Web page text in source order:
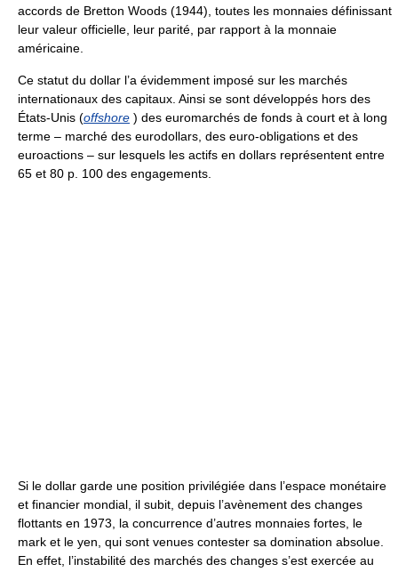
accords de Bretton Woods (1944), toutes les monnaies définissant
leur valeur officielle, leur parité, par rapport à la monnaie
américaine.
Ce statut du dollar l’a évidemment imposé sur les marchés
internationaux des capitaux. Ainsi se sont développés hors des
États-Unis (offshore ) des euromarchés de fonds à court et à long
terme – marché des eurodollars, des euro-obligations et des
euroactions – sur lesquels les actifs en dollars représentent entre
65 et 80 p. 100 des engagements.
Si le dollar garde une position privilégiée dans l’espace monétaire
et financier mondial, il subit, depuis l’avènement des changes
flottants en 1973, la concurrence d’autres monnaies fortes, le
mark et le yen, qui sont venues contester sa domination absolue.
En effet, l’instabilité des marchés des changes s’est exercée au